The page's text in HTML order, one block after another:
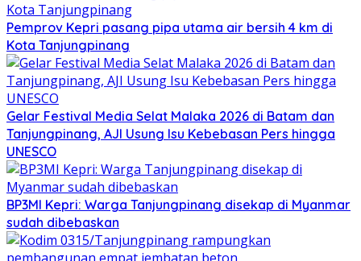
Pemprov Kepri pasang pipa utama air bersih 4 km di
Kota Tanjungpinang
Gelar Festival Media Selat Malaka 2026 di Batam dan
Tanjungpinang, AJI Usung Isu Kebebasan Pers hingga
UNESCO
BP3MI Kepri: Warga Tanjungpinang disekap di Myanmar
sudah dibebaskan